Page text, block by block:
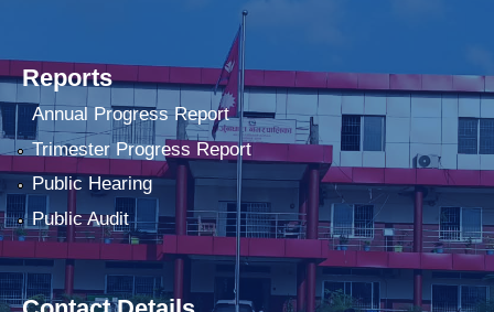
Reports
Annual Progress Report
Trimester Progress Report
Public Hearing
Public Audit